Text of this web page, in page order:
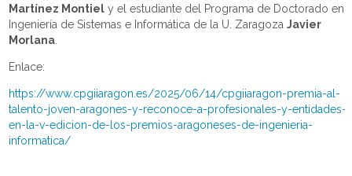
Martínez Montiel y el estudiante del Programa de Doctorado en
Ingeniería de Sistemas e Informática de la U. ZaragozaJavier
Morlana
Enlace:
https://www.cpgiiaragon.es/2025/06/14/cpgiiaragon-premia-al-
talento-joven-aragones-y-reconoce-a-profesionales-y-entidades-
en-la-v-edicion-de-los-premios-aragoneses-de-ingenieria-
informatica/